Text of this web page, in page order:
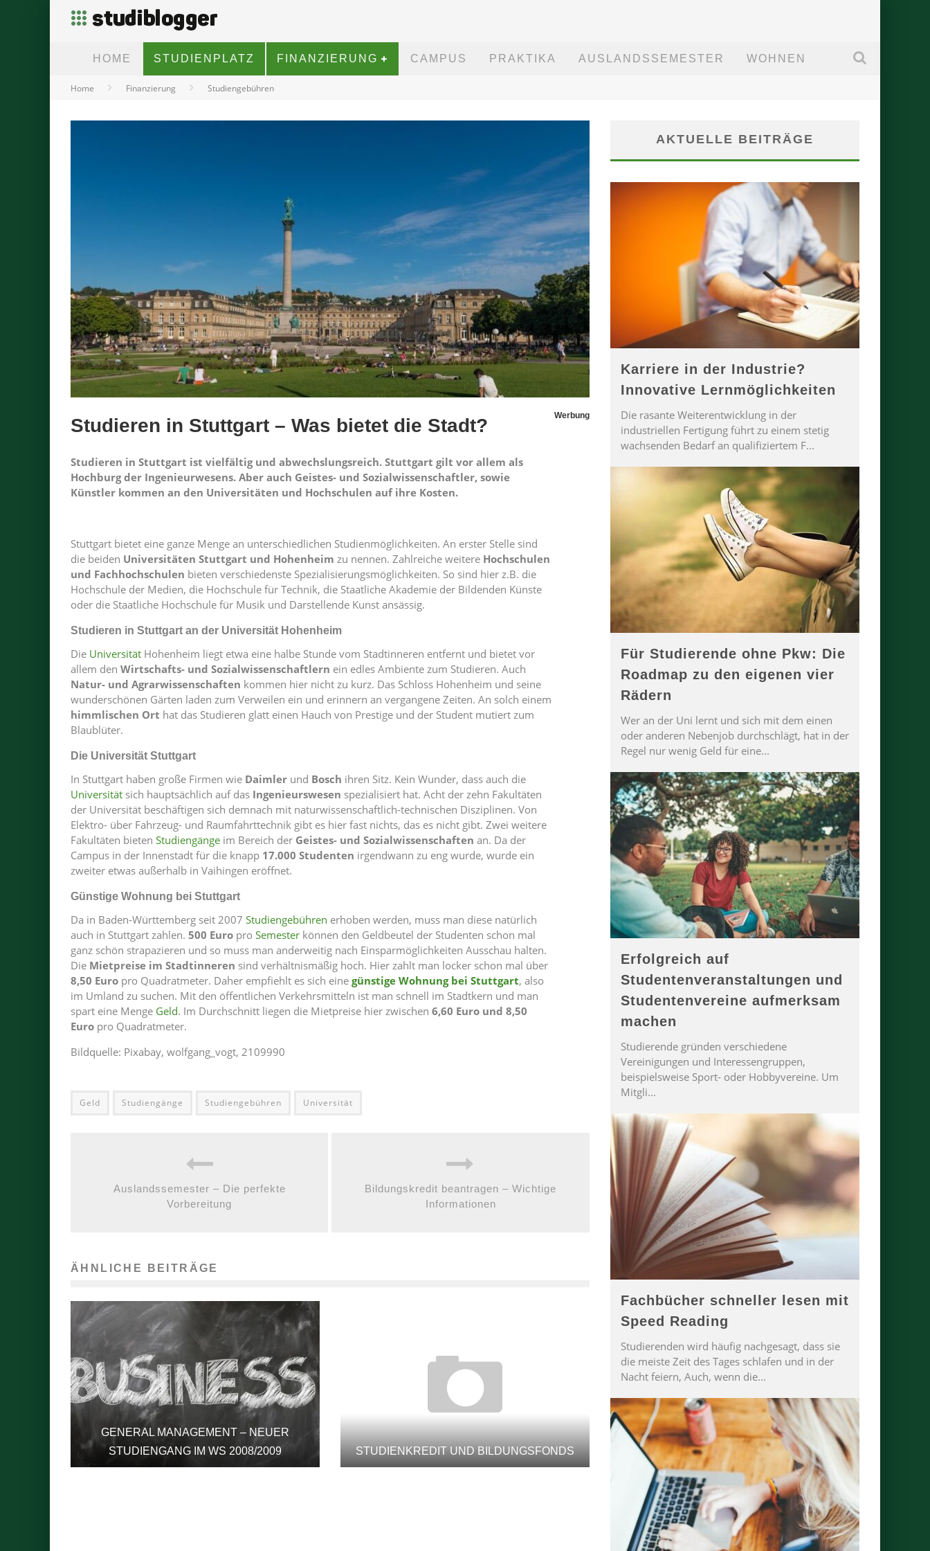
HOME STUDIENPLATZ FINANZIERUNG CAMPUS PRAKTIKA AUSLANDSSEMESTER WOHNEN
Home Finanzierung Studiengebühren
Studieren in Stuttgart – Was bietet die Stadt? Werbung
Studieren in Stuttgart ist vielfältig und abwechslungsreich. Stuttgart gilt vor allem als
Hochburg der Ingenieurwesens. Aber auch Geistes- und Sozialwissenschaftler, sowie
Künstler kommen an den Universitäten und Hochschulen auf ihre Kosten.
Stuttgart bietet eine ganze Menge an unterschiedlichen Studienmöglichkeiten. An erster Stelle sind
die beiden Universitäten Stuttgart und Hohenheim zu nennen. Zahlreiche weitere Hochschulen
und Fachhochschulen bieten verschiedenste Spezialisierungsmöglichkeiten. So sind hier z.B. die
Hochschule der Medien, die Hochschule für Technik, die Staatliche Akademie der Bildenden Künste
oder die Staatliche Hochschule für Musik und Darstellende Kunst ansässig.
Studieren in Stuttgart an der Universität Hohenheim
Die Universität Hohenheim liegt etwa eine halbe Stunde vom Stadtinneren entfernt und bietet vor
allem den Wirtschafts- und Sozialwissenschaftlern ein edles Ambiente zum Studieren. Auch
Natur- und Agrarwissenschaften kommen hier nicht zu kurz. Das Schloss Hohenheim und seine
wunderschönen Gärten laden zum Verweilen ein und erinnern an vergangene Zeiten. An solch einem
himmlischen Ort hat das Studieren glatt einen Hauch von Prestige und der Student mutiert zum
Blaublüter.
Die Universität Stuttgart
In Stuttgart haben große Firmen wie Daimler und Bosch ihren Sitz. Kein Wunder, dass auch die
Universität sich hauptsächlich auf das Ingenieurswesen spezialisiert hat. Acht der zehn Fakultäten
der Universität beschäftigen sich demnach mit naturwissenschaftlich-technischen Disziplinen. Von
Elektro- über Fahrzeug- und Raumfahrttechnik gibt es hier fast nichts, das es nicht gibt. Zwei weitere
Fakultäten bieten Studiengänge im Bereich der Geistes- und Sozialwissenschaften an. Da der
Campus in der Innenstadt für die knapp 17.000 Studenten irgendwann zu eng wurde, wurde ein
zweiter etwas außerhalb in Vaihingen eröffnet.
Günstige Wohnung bei Stuttgart
Da in Baden-Württemberg seit 2007 Studiengebühren erhoben werden, muss man diese natürlich
auch in Stuttgart zahlen. 500 Euro pro Semester können den Geldbeutel der Studenten schon mal
ganz schön strapazieren und so muss man anderweitig nach Einsparmöglichkeiten Ausschau halten.
Die Mietpreise im Stadtinneren sind verhältnismäßig hoch. Hier zahlt man locker schon mal über
8,50 Euro pro Quadratmeter. Daher empfiehlt es sich eine günstige Wohnung bei Stuttgart, also
im Umland zu suchen. Mit den öffentlichen Verkehrsmitteln ist man schnell im Stadtkern und man
spart eine Menge Geld. Im Durchschnitt liegen die Mietpreise hier zwischen 6,60 Euro und 8,50
Euro pro Quadratmeter.
Bildquelle: Pixabay, wolfgang_vogt, 2109990
Geld Studiengänge Studiengebühren Universität
Auslandssemester – Die perfekte
Vorbereitung
Bildungskredit beantragen – Wichtige
Informationen
ÄHNLICHE BEITRÄGE
GENERAL MANAGEMENT – NEUER
STUDIENGANG IM WS 2008/2009
STUDIENKREDIT UND BILDUNGSFONDS
AKTUELLE BEITRÄGE
Karriere in der Industrie?
Innovative Lernmöglichkeiten
Die rasante Weiterentwicklung in der
industriellen Fertigung führt zu einem stetig
wachsenden Bedarf an qualifiziertem F...
Für Studierende ohne Pkw: Die
Roadmap zu den eigenen vier
Rädern
Wer an der Uni lernt und sich mit dem einen
oder anderen Nebenjob durchschlägt, hat in der
Regel nur wenig Geld für eine...
Erfolgreich auf
Studentenveranstaltungen und
Studentenvereine aufmerksam
machen
Studierende gründen verschiedene
Vereinigungen und Interessengruppen,
beispielsweise Sport- oder Hobbyvereine. Um
Mitgli...
Fachbücher schneller lesen mit
Speed Reading
Studierenden wird häufig nachgesagt, dass sie
die meiste Zeit des Tages schlafen und in der
Nacht feiern, Auch, wenn die...